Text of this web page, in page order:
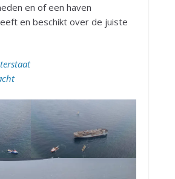
en of een haven
en beschikt over de juiste